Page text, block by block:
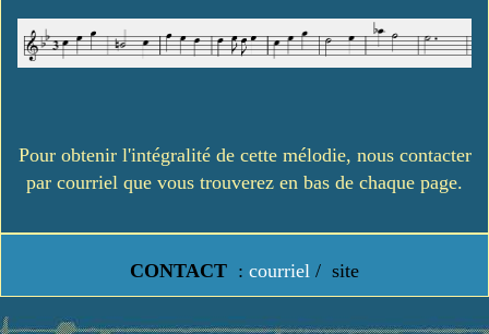
Pour obtenir l'intégralité de cette mélodie, nous contacter
par courriel que vous trouverez en bas de chaque page.
CONTACT : courriel / site
https://www.lavielledanstoussesetats.fr